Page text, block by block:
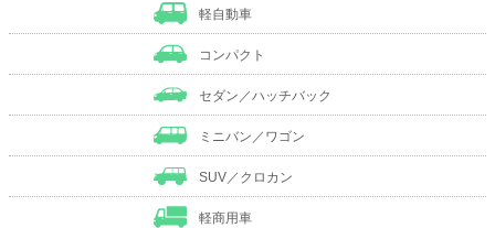
軽自動車
コンパクト
セダン／ハッチバック
ミニバン／ワゴン
SUV／クロカン
軽商用車